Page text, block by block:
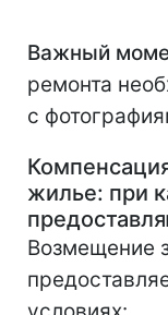
Важный
ремонта
с
жилье: при
Возмещение